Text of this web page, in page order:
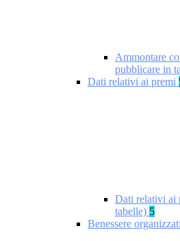
Ammontare
pubblicare in
Dati relativi ai premi
Dati relativi ai
tabelle) 5
Benessere